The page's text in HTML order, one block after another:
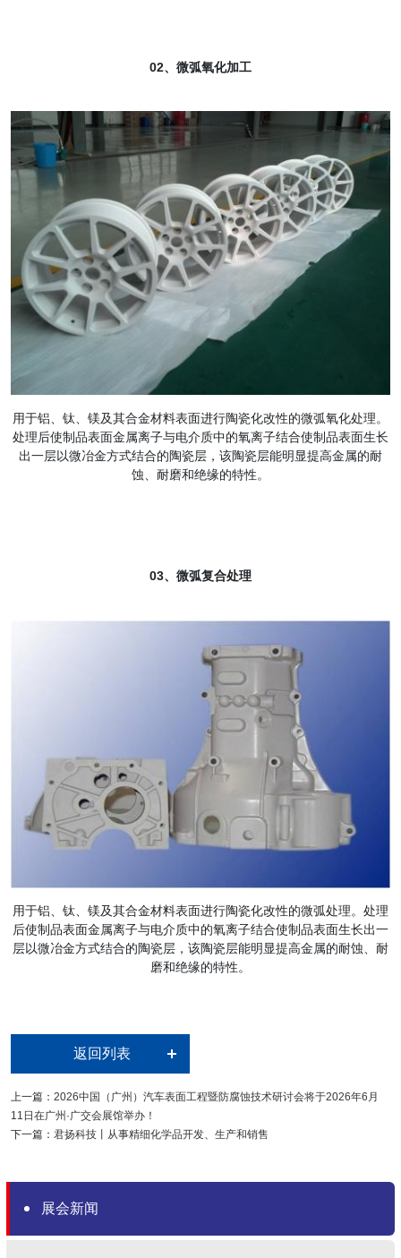
02、微弧氧化加工
用于铝、钛、镁及其合金材料表面进行陶瓷化改性的微弧氧化处理。
处理后使制品表面金属离子与电介质中的氧离子结合使制品表面生长
出一层以微冶金方式结合的陶瓷层，该陶瓷层能明显提高金属的耐
蚀、耐磨和绝缘的特性。
03、微弧复合处理
用于铝、钛、镁及其合金材料表面进行陶瓷化改性的微弧处理。处理
后使制品表面金属离子与电介质中的氧离子结合使制品表面生长出一
层以微冶金方式结合的陶瓷层，该陶瓷层能明显提高金属的耐蚀、耐
磨和绝缘的特性。
返回列表
上一篇：2026中国（广州）汽车表面工程暨防腐蚀技术研讨会将于2026年6月
11日在广州·广交会展馆举办！
下一篇：君扬科技丨从事精细化学品开发、生产和销售
展会新闻